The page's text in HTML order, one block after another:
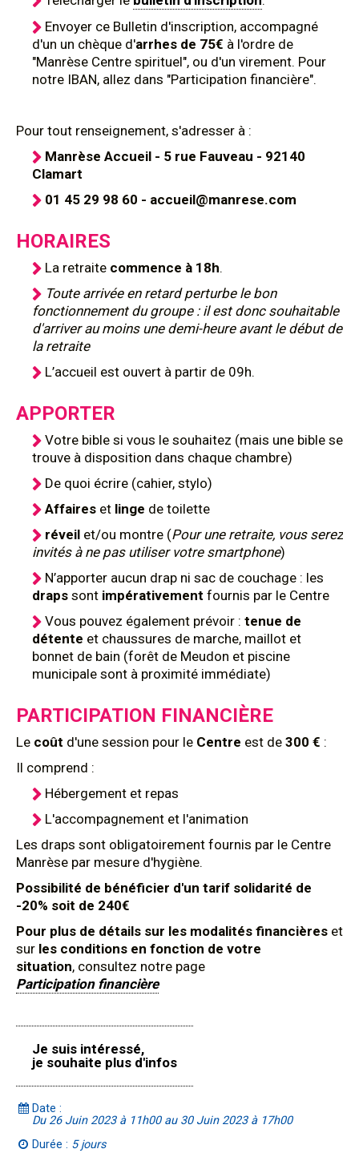
Envoyer ce Bulletin d'inscription, accompagné
d'un un chèque d'arrhes de 75€ à l'ordre de
"Manrèse Centre spirituel", ou d'un virement. Pour
notre IBAN, allez dans "Participation financière".
Pour tout renseignement, s'adresser à :
Manrèse Accueil - 5 rue Fauveau - 92140
Clamart
01 45 29 98 60 - accueil@manrese.com
HORAIRES
La retraite commence à 18h.
Toute arrivée en retard perturbe le bon
fonctionnement du groupe : il est donc souhaitable
d'arriver au moins une demi-heure avant le début de
la retraite
L’accueil est ouvert à partir de 09h.
APPORTER
Votre bible si vous le souhaitez (mais une bible se
trouve à disposition dans chaque chambre)
De quoi écrire (cahier, stylo)
Affaires et linge de toilette
réveil et/ou montre (Pour une retraite, vous serez
invités à ne pas utiliser votre smartphone)
N’apporter aucun drap ni sac de couchage : les
draps sont impérativement fournis par le Centre
Vous pouvez également prévoir : tenue de
détente et chaussures de marche, maillot et
bonnet de bain (forêt de Meudon et piscine
municipale sont à proximité immédiate)
PARTICIPATION FINANCIÈRE
Le coût d'une session pour le Centre est de 300 € :
Il comprend :
Hébergement et repas
L'accompagnement et l'animation
Les draps sont obligatoirement fournis par le Centre
Manrèse par mesure d'hygiène.
Possibilité de bénéficier d'un tarif solidarité de
-20% soit de 240€
Pour plus de détails sur les modalités financières et
sur les conditions en fonction de votre
situation, consultez notre page
Participation financière
Je suis intéressé,
je souhaite plus d'infos
Date :
Du 26 Juin 2023 à 11h00 au 30 Juin 2023 à 17h00
Durée : 5 jours